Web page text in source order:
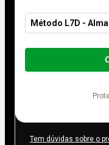
Método L7D -
Total
R$ 297,00
Tem dúvidas sobre o